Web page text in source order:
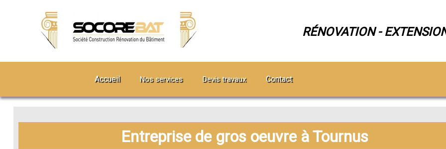
RÉNOVATION -
Accueil Nos services Devis travaux Contact
Entreprise de gros oeuvre à Tournus